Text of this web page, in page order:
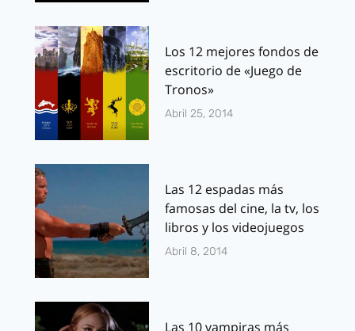
Los 12 mejores fondos de
escritorio de «Juego de
Tronos»
Abril 25, 2014
Las 12 espadas más
famosas del cine, la tv, los
libros y los videojuegos
Abril 8, 2014
Las 10 vampiras más